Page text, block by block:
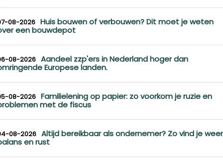
08-2026 Huis bouwen of verbouwen? Dit moet je weten
een bouwdepot
08-2026 Aandeel zzp'ers in Nederland hoger dan
Europese landen.
08-2026 Familielening op papier: zo voorkom je ruzie en
met de fiscus
08-2026 Altijd bereikbaar als ondernemer? Zo vind je weer
en rust